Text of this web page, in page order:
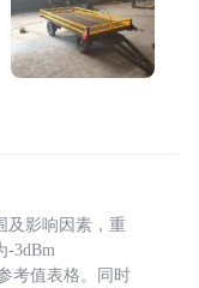
及影响因素，重
-3dBm
考值表格。同时